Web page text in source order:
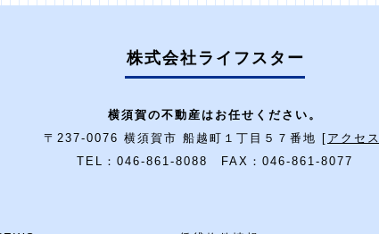
株式会社ライフスター
横須賀の不動産はお任せください。
〒237-0076 横須賀市 船越町１丁目５７番地 [ アクセス
TEL：046-861-8088 FAX：046-861-8077